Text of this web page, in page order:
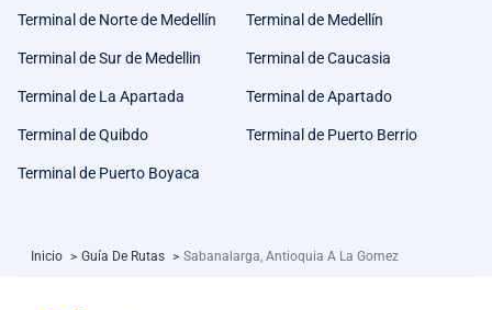
Terminal de Norte de Medellín Terminal de Medellín
Terminal de Sur de Medellin Terminal de Caucasia
Terminal de La Apartada Terminal de Apartado
Terminal de Quibdo Terminal de Puerto Berrio
Terminal de Puerto Boyaca
Inicio > Guía De Rutas > Sabanalarga, Antioquia A La Gomez